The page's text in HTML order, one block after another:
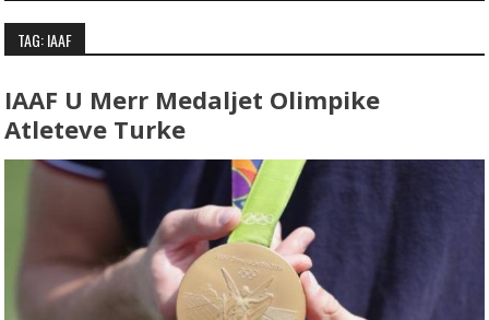
TAG: IAAF
IAAF U Merr Medaljet Olimpike
Atleteve Turke